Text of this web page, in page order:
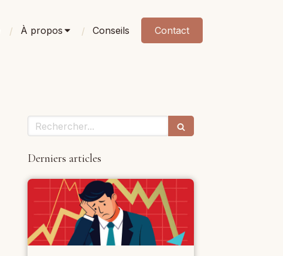
À propos Conseils Contact
Rechercher
Derniers articles